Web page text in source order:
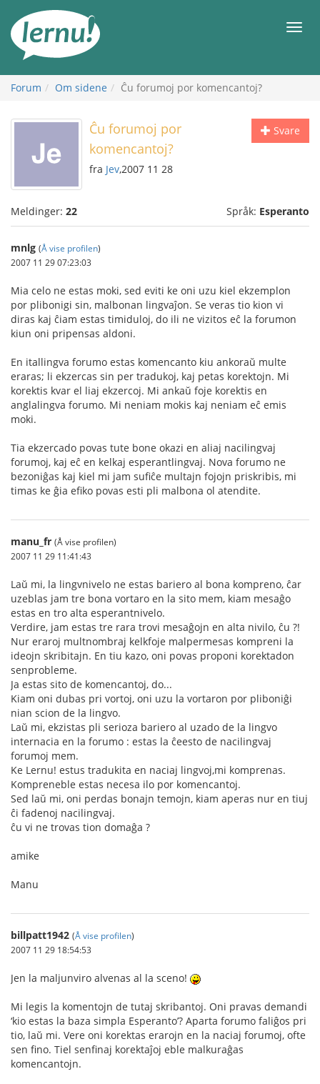
innholdet
Meny
Forum Om sidene Ĉu forumoj por komencantoj?
Svare
Ĉu forumoj por
komencantoj?
fra Jev,2007 11 28
Meldinger: 22 Språk: Esperanto
mnlg (Å vise profilen)
2007 11 29 07:23:03
Mia celo ne estas moki, sed eviti ke oni uzu kiel ekzemplon
por plibonigi sin, malbonan lingvaĵon. Se veras tio kion vi
diras kaj ĉiam estas timiduloj, do ili ne vizitos eĉ la forumon
kiun oni pripensas aldoni.
En itallingva forumo estas komencanto kiu ankoraŭ multe
eraras; li ekzercas sin per tradukoj, kaj petas korektojn. Mi
korektis kvar el liaj ekzercoj. Mi ankaŭ foje korektis en
anglalingva forumo. Mi neniam mokis kaj neniam eĉ emis
moki.
Tia ekzercado povas tute bone okazi en aliaj nacilingvaj
forumoj, kaj eĉ en kelkaj esperantlingvaj. Nova forumo ne
bezoniĝas kaj kiel mi jam sufiĉe multajn fojojn priskribis, mi
timas ke ĝia efiko povas esti pli malbona ol atendite.
manu_fr (Å vise profilen)
2007 11 29 11:41:43
Laŭ mi, la lingvnivelo ne estas bariero al bona kompreno, ĉar
uzeblas jam tre bona vortaro en la sito mem, kiam mesaĝo
estas en tro alta esperantnivelo.
Verdire, jam estas tre rara trovi mesaĝojn en alta nivilo, ĉu ?!
Nur eraroj multnombraj kelkfoje malpermesas kompreni la
ideojn skribitajn. En tiu kazo, oni povas proponi korektadon
senprobleme.
Ja estas sito de komencantoj, do...
Kiam oni dubas pri vortoj, oni uzu la vortaron por pliboniĝi
nian scion de la lingvo.
Laŭ mi, ekzistas pli serioza bariero al uzado de la lingvo
internacia en la forumo : estas la ĉeesto de nacilingvaj
forumoj mem.
Ke Lernu! estus tradukita en naciaj lingvoj,mi komprenas.
Kompreneble estas necesa ilo por komencantoj.
Sed laŭ mi, oni perdas bonajn temojn, kiam aperas nur en tiuj
ĉi fadenoj nacilingvaj.
ĉu vi ne trovas tion domaĝa ?
amike
Manu
billpatt1942 (Å vise profilen)
2007 11 29 18:54:53
Jen la maljunviro alvenas al la sceno!
Mi legis la komentojn de tutaj skribantoj. Oni pravas demandi
‘kio estas la baza simpla Esperanto’? Aparta forumo faliĝos pri
tio, laŭ mi. Vere oni korektas erarojn en la naciaj forumoj, ofte
sen fino. Tiel senfinaj korektaĵoj eble malkuraĝas
komencantojn.